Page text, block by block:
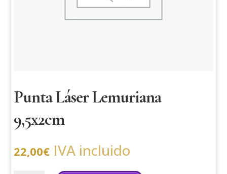
Punta Láser Lemuriana
9,5x2cm
22,00€ IVA incluido